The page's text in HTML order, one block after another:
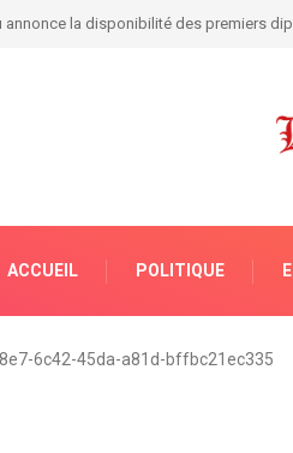
sur le fleuve Congo: Tshisekedi tape du
ACCUEIL POLITIQUE
6c42-45da-a81d-bffbc21ec335